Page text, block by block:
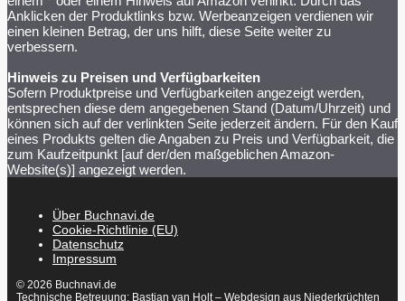
Anklicken der Produktlinks bzw. Werbeanzeigen verdienen wir
einen kleinen Betrag, der uns hilft, diese Seite weiter zu
verbessern.
Hinweis zu Preisen und Verfügbarkeiten
Sofern Produktpreise und Verfügbarkeiten angezeigt werden,
entsprechen diese dem angegebenen Stand (Datum/Uhrzeit) und
können sich auf der verlinkten Seite jederzeit ändern. Für den Kauf
eines Produkts gelten die Angaben zu Preis und Verfügbarkeit, die
zum Kaufzeitpunkt [auf der/den maßgeblichen Amazon-
Website(s)] angezeigt werden.
Über Buchnavi.de
Cookie-Richtlinie (EU)
Datenschutz
Impressum
© 2026 Buchnavi.de
Technische Betreuung: Bastian van Holt – Webdesign aus Niederkrüchten